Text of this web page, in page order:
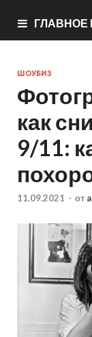
ШОУБИЗ
как
9/11:
11.09.2021 - от